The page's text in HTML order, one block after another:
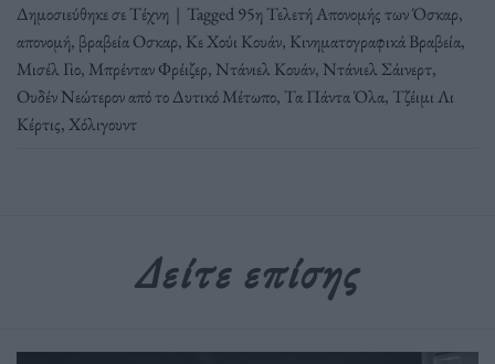
Δημοσιεύθηκε σεΤέχνη | Tagged95η Τελετή Απονομής των Όσκαρ,
απονομή, βραβεία Οσκαρ, Κε Χούι Κουάν, Κινηματογραφικά Βραβεία,
Μισέλ Γιο, Μπρένταν Φρέιζερ, Ντάνιελ Κουάν, Ντάνιελ Σάινερτ,
Ουδέν Νεώτερον από το Δυτικό Μέτωπο, Τα Πάντα Όλα, Τζέιμι Λι
Κέρτις,Χόλιγουντ
Δείτε επίσης